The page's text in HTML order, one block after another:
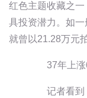
红色主题收藏之
具投资潜力。如
就曾以21.28万元
37年上涨
记者看到，